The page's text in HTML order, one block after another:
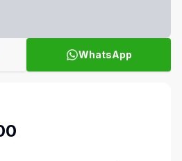
WhatsApp